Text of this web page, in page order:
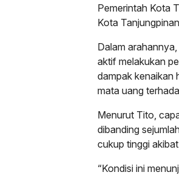
Pemerintah Kota
Kota
Dalam
aktif melakukan
dampak kenaikan
mata uang
Menurut Tito,
dibanding
cukup tinggi
“Kondisi ini